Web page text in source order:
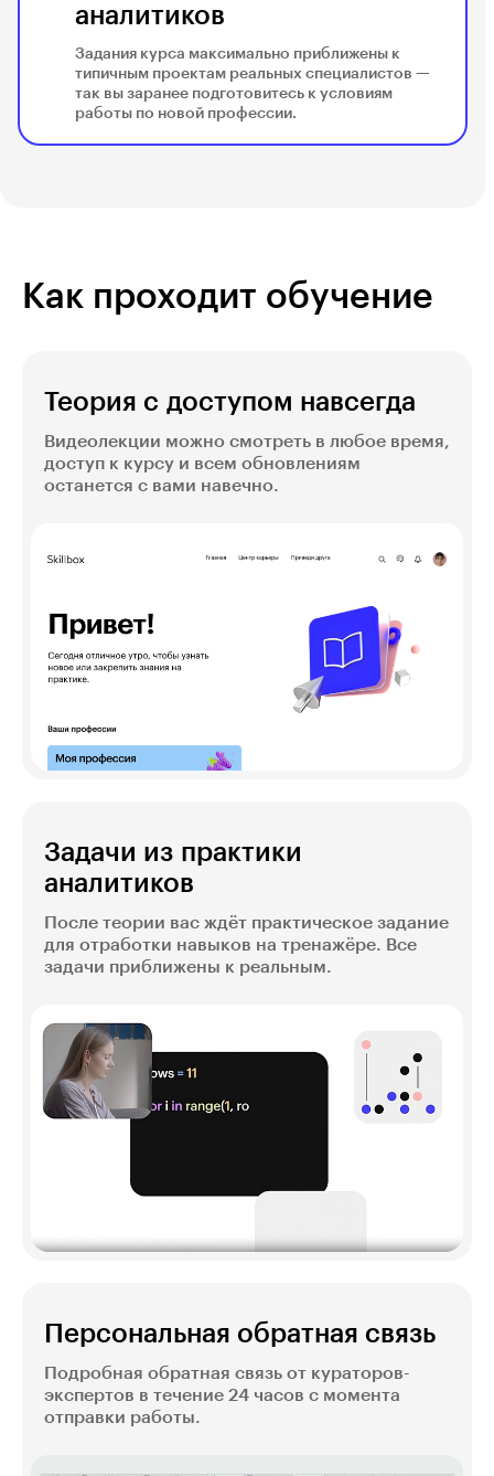
аналитиков
Задания курса максимально приближены к
типичным проектам реальных специалистов —
так вы заранее подготовитесь к условиям
работы по новой профессии.
Как проходит обучение
Теория с доступом навсегда
Видеолекции можно смотреть в любое время,
доступ к курсу и всем обновлениям
останется с вами навечно.
Задачи из практики
аналитиков
После теории вас ждёт практическое задание
для отработки навыков на тренажёре. Все
задачи приближены к реальным.
Персональная обратная связь
Подробная обратная связь от кураторов-
экспертов в течение 24 часов с момента
отправки работы.